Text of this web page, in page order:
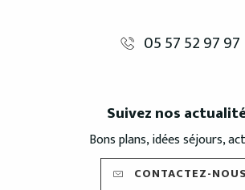
05 57 52 97 97
Suivez nos
Bons plans, idées séjours,
CONTACTEZ-NOUS